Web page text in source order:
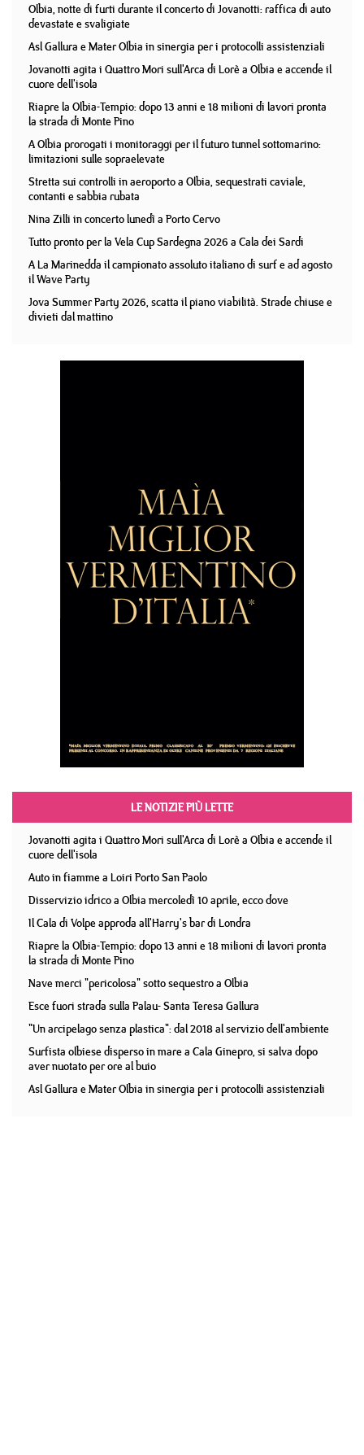
Olbia, notte di furti durante il concerto di Jovanotti: raffica di auto
devastate e svaligiate
Asl Gallura e Mater Olbia in sinergia per i protocolli assistenziali
Jovanotti agita i Quattro Mori sull'Arca di Lorè a Olbia e accende il
cuore dell'isola
Riapre la Olbia-Tempio: dopo 13 anni e 18 milioni di lavori pronta
la strada di Monte Pino
A Olbia prorogati i monitoraggi per il futuro tunnel sottomarino:
limitazioni sulle sopraelevate
Stretta sui controlli in aeroporto a Olbia, sequestrati caviale,
contanti e sabbia rubata
Nina Zilli in concerto lunedì a Porto Cervo
Tutto pronto per la Vela Cup Sardegna 2026 a Cala dei Sardi
A La Marinedda il campionato assoluto italiano di surf e ad agosto
il Wave Party
Jova Summer Party 2026, scatta il piano viabilità. Strade chiuse e
divieti dal mattino
LE NOTIZIE PIÙ LETTE
Jovanotti agita i Quattro Mori sull'Arca di Lorè a Olbia e accende il
cuore dell'isola
Auto in fiamme a Loiri Porto San Paolo
Disservizio idrico a Olbia mercoledì 10 aprile, ecco dove
Il Cala di Volpe approda all'Harry's bar di Londra
Riapre la Olbia-Tempio: dopo 13 anni e 18 milioni di lavori pronta
la strada di Monte Pino
Nave merci "pericolosa" sotto sequestro a Olbia
Esce fuori strada sulla Palau- Santa Teresa Gallura
"Un arcipelago senza plastica": dal 2018 al servizio dell'ambiente
Surfista olbiese disperso in mare a Cala Ginepro, si salva dopo
aver nuotato per ore al buio
Asl Gallura e Mater Olbia in sinergia per i protocolli assistenziali